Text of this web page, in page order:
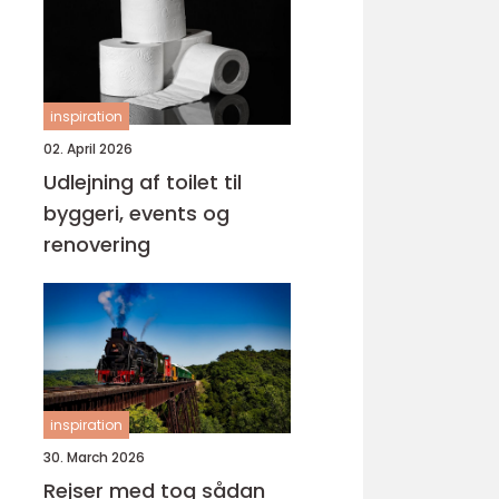
inspiration
02. April 2026
Udlejning af toilet til
byggeri, events og
renovering
inspiration
30. March 2026
Rejser med tog sådan